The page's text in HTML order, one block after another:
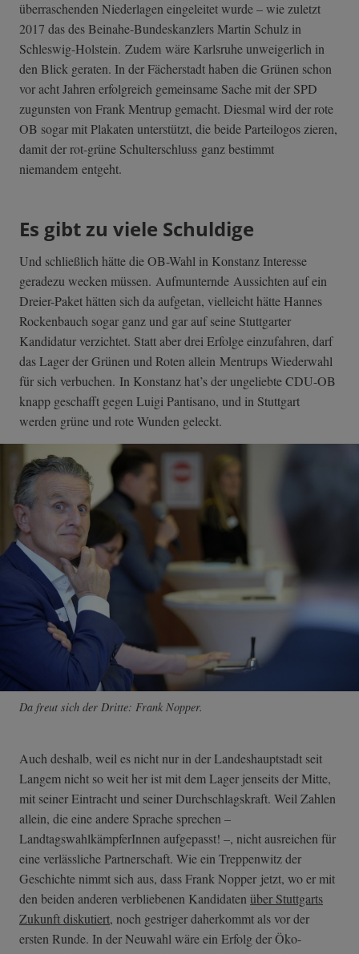
überraschenden Niederlagen eingeleitet wurde – wie zuletzt
2017 das des Beinahe-Bundeskanzlers Martin Schulz in
Schleswig-Holstein. Zudem wäre Karlsruhe unweigerlich in
den Blick geraten. In der Fächerstadt haben die Grünen schon
vor acht Jahren erfolgreich gemeinsame Sache mit der SPD
zugunsten von Frank Mentrup gemacht. Diesmal wird der rote
OB sogar mit Plakaten unterstützt, die beide Parteilogos zieren,
damit der rot-grüne Schulterschluss ganz bestimmt
niemandem entgeht.
Es gibt zu viele Schuldige
Und schließlich hätte die OB-Wahl in Konstanz Interesse
geradezu wecken müssen. Aufmunternde Aussichten auf ein
Dreier-Paket hätten sich da aufgetan, vielleicht hätte Hannes
Rockenbauch sogar ganz und gar auf seine Stuttgarter
Kandidatur verzichtet. Statt aber drei Erfolge einzufahren, darf
das Lager der Grünen und Roten allein Mentrups Wiederwahl
für sich verbuchen. In Konstanz hat’s der ungeliebte CDU-OB
knapp geschafft gegen Luigi Pantisano, und in Stuttgart
werden grüne und rote Wunden geleckt.
Da freut sich der Dritte: Frank Nopper.
Auch deshalb, weil es nicht nur in der Landeshauptstadt seit
Langem nicht so weit her ist mit dem Lager jenseits der Mitte,
mit seiner Eintracht und seiner Durchschlagskraft. Weil Zahlen
allein, die eine andere Sprache sprechen –
LandtagswahlkämpferInnen aufgepasst! –, nicht ausreichen für
eine verlässliche Partnerschaft. Wie ein Treppenwitz der
Geschichte nimmt sich aus, dass Frank Nopper jetzt, wo er mit
den beiden anderen verbliebenen Kandidatenüber Stuttgarts
Zukunft diskutiert, noch gestriger daherkommt als vor der
ersten Runde. In der Neuwahl wäre ein Erfolg der Öko-